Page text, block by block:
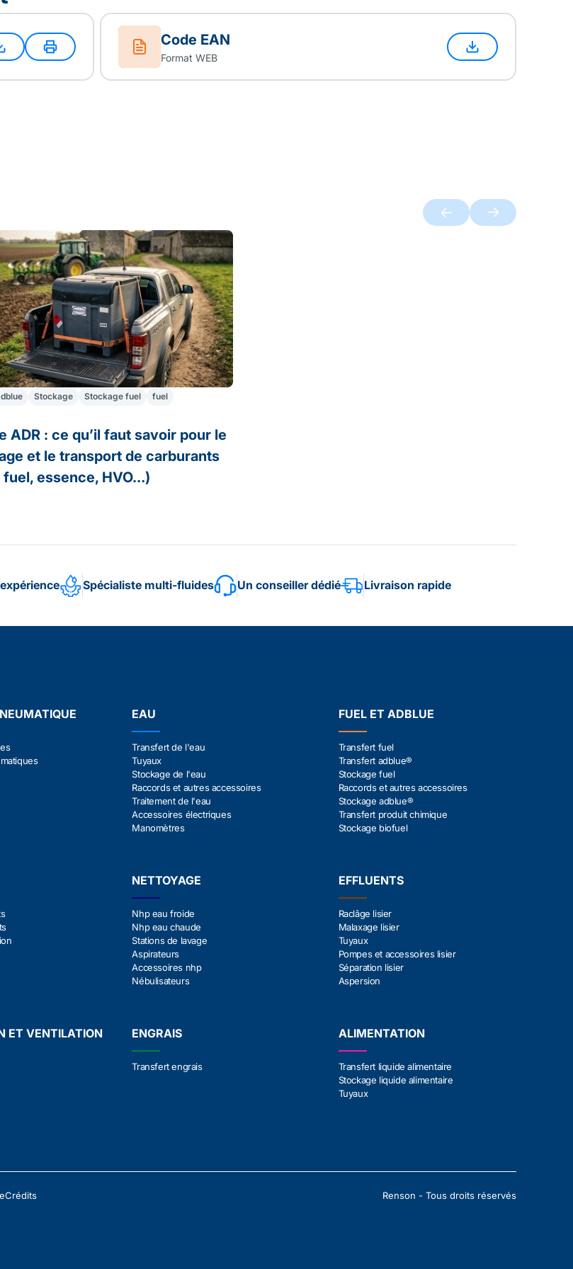
Code EAN
Format WEB
Stockage Stockage fuel fuel
ADR : ce qu’il faut savoir pour le
et le transport de carburants
fuel, essence, HVO…)
Spécialiste multi-fluides Un conseiller dédié Livraison rapide
EAU
Transfert de l'eau
Tuyaux
Stockage de l'eau
Raccords et autres accessoires
Traitement de l'eau
Accessoires électriques
Manomètres
FUEL ET ADBLUE
Transfert fuel
Transfert adblue®
Stockage fuel
Raccords et autres accessoires
Stockage adblue®
Transfert produit chimique
Stockage biofuel
NETTOYAGE
Nhp eau froide
Nhp eau chaude
Stations de lavage
Aspirateurs
Accessoires nhp
Nébulisateurs
EFFLUENTS
Raclâge lisier
Malaxage lisier
Tuyaux
Pompes et accessoires lisier
Séparation lisier
Aspersion
ET VENTILATION ENGRAIS
Transfert engrais
ALIMENTATION
Transfert liquide alimentaire
Stockage liquide alimentaire
Tuyaux
Crédits Renson - Tous droits réservés